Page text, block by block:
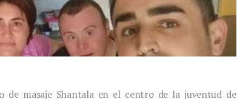
masaje Shantala en el centro de la juventud de